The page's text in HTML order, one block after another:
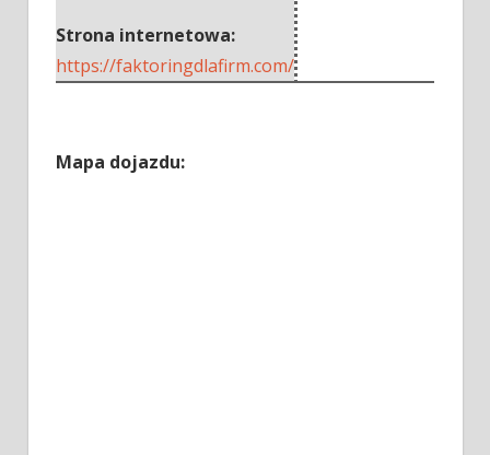
Strona internetowa:
https://faktoringdlafirm.com/
Mapa dojazdu: